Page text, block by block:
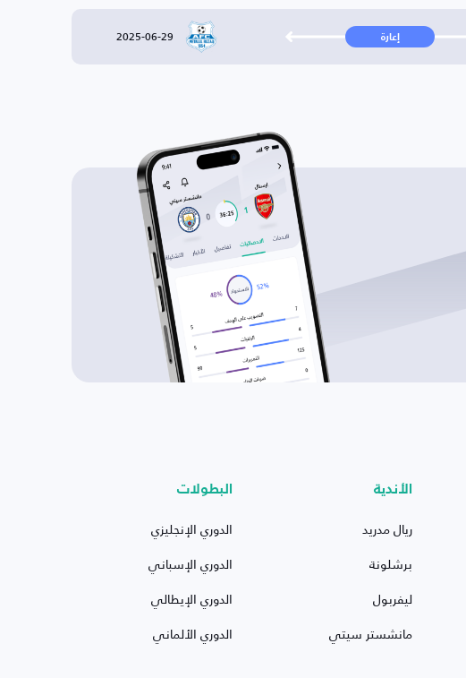
إعارة 2025-06-29
الأندية
ريال مدريد
برشلونة
ليفربول
مانشستر سيتي
البطولات
الدوري الإنجليزي
الدوري الإسباني
الدوري الإيطالي
الدوري الألماني